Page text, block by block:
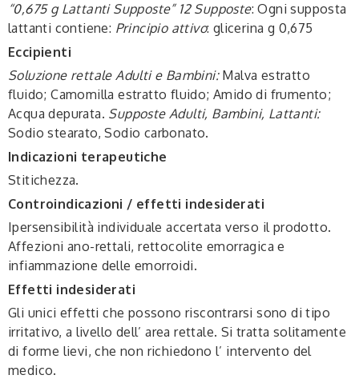
“0,675 g Lattanti Supposte” 12 Supposte: Ogni supposta
lattanti contiene: Principio attivo: glicerina g 0,675
Eccipienti
Soluzione rettale Adulti e Bambini:Malva estratto
fluido; Camomilla estratto fluido; Amido di frumento;
Acqua depurata. Supposte Adulti, Bambini, Lattanti:
Sodio stearato, Sodio carbonato.
Indicazioni terapeutiche
Stitichezza.
Controindicazioni / effetti indesiderati
Ipersensibilità individuale accertata verso il prodotto.
Affezioni ano-rettali, rettocolite emorragica e
infiammazione delle emorroidi.
Effetti indesiderati
Gli unici effetti che possono riscontrarsi sono di tipo
irritativo, a livello dell’ area rettale. Si tratta solitamente
di forme lievi, che non richiedono l’ intervento del
medico.